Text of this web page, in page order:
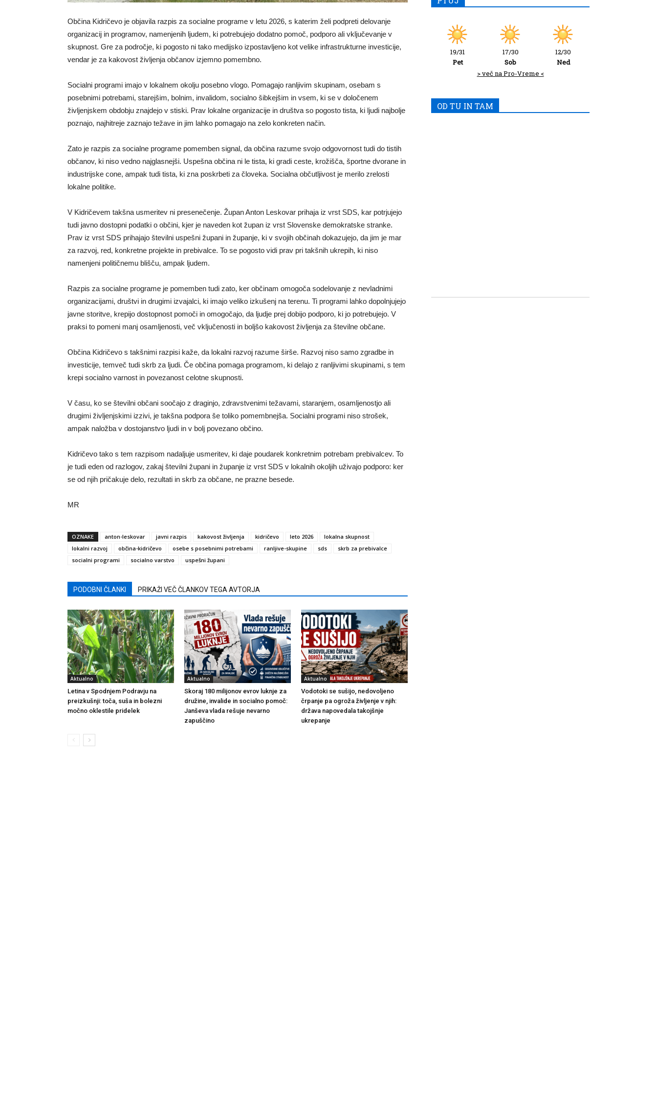
Občina Kidričevo je objavila razpis za socialne programe v letu 2026, s katerim želi podpreti delovanje
organizacij in programov, namenjenih ljudem, ki potrebujejo dodatno pomoč, podporo ali vključevanje v
skupnost. Gre za področje, ki pogosto ni tako medijsko izpostavljeno kot velike infrastrukturne investicije,
vendar je za kakovost življenja občanov izjemno pomembno.
Socialni programi imajo v lokalnem okolju posebno vlogo. Pomagajo ranljivim skupinam, osebam s
posebnimi potrebami, starejšim, bolnim, invalidom, socialno šibkejšim in vsem, ki se v določenem
življenjskem obdobju znajdejo v stiski. Prav lokalne organizacije in društva so pogosto tista, ki ljudi najbolje
poznajo, najhitreje zaznajo težave in jim lahko pomagajo na zelo konkreten način.
Zato je razpis za socialne programe pomemben signal, da občina razume svojo odgovornost tudi do tistih
občanov, ki niso vedno najglasnejši. Uspešna občina ni le tista, ki gradi ceste, krožišča, športne dvorane in
industrijske cone, ampak tudi tista, ki zna poskrbeti za človeka. Socialna občutljivost je merilo zrelosti
lokalne politike.
V Kidričevem takšna usmeritev ni presenečenje. Župan Anton Leskovar prihaja iz vrst SDS, kar potrjujejo
tudi javno dostopni podatki o občini, kjer je naveden kot župan iz vrst Slovenske demokratske stranke.
Prav iz vrst SDS prihajajo številni uspešni župani in županje, ki v svojih občinah dokazujejo, da jim je mar
za razvoj, red, konkretne projekte in prebivalce. To se pogosto vidi prav pri takšnih ukrepih, ki niso
namenjeni političnemu blišču, ampak ljudem.
Razpis za socialne programe je pomemben tudi zato, ker občinam omogoča sodelovanje z nevladnimi
organizacijami, društvi in drugimi izvajalci, ki imajo veliko izkušenj na terenu. Ti programi lahko dopolnjujejo
javne storitve, krepijo dostopnost pomoči in omogočajo, da ljudje prej dobijo podporo, ki jo potrebujejo. V
praksi to pomeni manj osamljenosti, več vključenosti in boljšo kakovost življenja za številne občane.
Občina Kidričevo s takšnimi razpisi kaže, da lokalni razvoj razume širše. Razvoj niso samo zgradbe in
investicije, temveč tudi skrb za ljudi. Če občina pomaga programom, ki delajo z ranljivimi skupinami, s tem
krepi socialno varnost in povezanost celotne skupnosti.
V času, ko se številni občani soočajo z draginjo, zdravstvenimi težavami, staranjem, osamljenostjo ali
drugimi življenjskimi izzivi, je takšna podpora še toliko pomembnejša. Socialni programi niso strošek,
ampak naložba v dostojanstvo ljudi in v bolj povezano občino.
Kidričevo tako s tem razpisom nadaljuje usmeritev, ki daje poudarek konkretnim potrebam prebivalcev. To
je tudi eden od razlogov, zakaj številni župani in županje iz vrst SDS v lokalnih okoljih uživajo podporo: ker
se od njih pričakuje delo, rezultati in skrb za občane, ne prazne besede.
MR
OZNAKE anton-leskovar javni razpis kakovost življenja kidričevo leto 2026
lokalna skupnost
lokalni razvoj
občina-kidričevo osebe s posebnimi potrebami ranljive-skupine sds
skrb za prebivalce
socialni programi
socialno varstvo uspešni župani
PODOBNI ČLANKI PRIKAŽI VEČ ČLANKOV TEGA AVTORJA
Aktualno
Letina v Spodnjem Podravju na
preizkušnji: toča, suša in bolezni
močno oklestile pridelek
Aktualno
Skoraj 180 milijonov evrov luknje za
družine, invalide in socialno pomoč:
Janševa vlada rešuje nevarno
zapuščino
Aktualno
Vodotoki se sušijo, nedovoljeno
črpanje pa ogroža življenje v njih:
država napovedala takojšnje
ukrepanje
19/31
Pet
17/30
Sob
12/30
Ned
> več na Pro-Vreme <
OD TU IN TAM